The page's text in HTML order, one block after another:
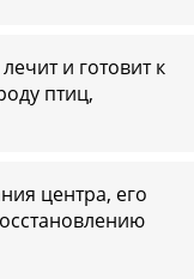
и готовит к
птиц,
центра, его